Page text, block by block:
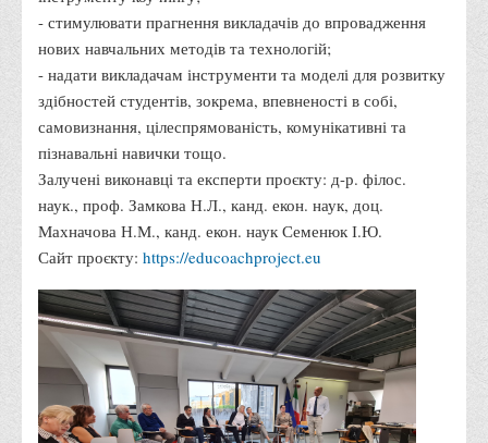
Порядок розрахунків за договорами
Положення про порядок розрахунків за договорами про
навчання(підготовку) громадян України
Перелік платних освітніх та інших послуг
Путівник першокурсника
IP дайджест для студентів: про захист прав інтелектуальної
Система управління навчанням
Розклади, графіки
Розклад дзвінків
Розклад занять і сесій
- стимулювати прагнення викладачів до впровадження
нових навчальних методів та технологій;
- надати викладачам інструменти та моделі для розвитку
здібностей студентів, зокрема, впевненості в собі,
самовизнання, цілеспрямованість, комунікативні та
пізнавальні навички тощо.
Залучені виконавці та експерти проєкту: д-р. філос.
наук., проф. Замкова Н.Л., канд. екон. наук, доц.
Махначова Н.М., канд. екон. наук Семенюк І.Ю.
Сайт проєкту: https://educoachproject.eu